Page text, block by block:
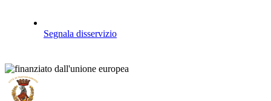
Segnala disservizio